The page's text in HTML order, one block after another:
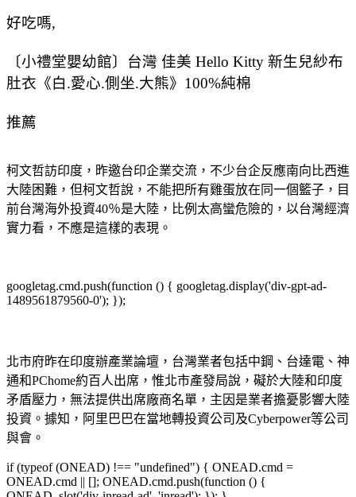
好吃嗎,
〔小禮堂嬰幼館〕台灣 佳美 Hello Kitty 新生兒紗布
肚衣《白.愛心.側坐.大熊》100%純棉
推薦
柯文哲訪印度，昨邀台印企業交流，不少台企反應南向比西進
大陸困難，但柯文哲說，不能把所有雞蛋放在同一個籃子，目
前台灣海外投資40％是大陸，比例太高蠻危險的，以台灣經濟
實力看，不應是這樣的表現。
googletag.cmd.push(function () { googletag.display('div-gpt-ad-
1489561879560-0'); });
北市府昨在印度辦產業論壇，台灣業者包括中鋼、台達電、神
通和PChome約百人出席，惟北市產發局說，礙於大陸和印度
矛盾壓力，無法提供出席廠商名單，主因是業者擔憂影響大陸
投資。據知，阿里巴巴在當地轉投資公司及Cyberpower等公司
與會。
if (typeof (ONEAD) !== "undefined") { ONEAD.cmd =
ONEAD.cmd || []; ONEAD.cmd.push(function () {